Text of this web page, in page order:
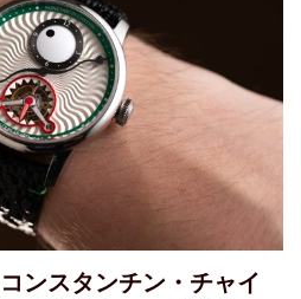
ンスタンチン・チャイ